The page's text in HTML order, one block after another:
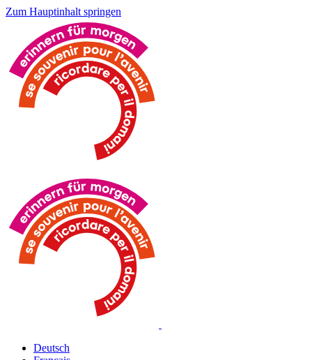
Zum Hauptinhalt springen
Deutsch